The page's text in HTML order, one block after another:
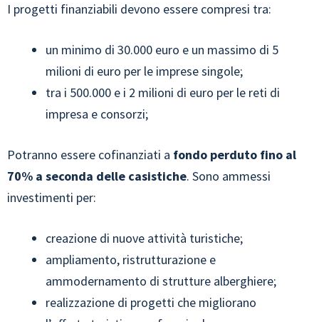
I progetti finanziabili devono essere compresi tra:
un minimo di 30.000 euro e un massimo di 5
milioni di euro per le imprese singole;
tra i 500.000 e i 2 milioni di euro per le reti di
impresa e consorzi;
Potranno essere cofinanziati a fondo perduto fino al
70% a seconda delle casistiche. Sono ammessi
investimenti per:
creazione di nuove attività turistiche;
ampliamento, ristrutturazione e
ammodernamento di strutture alberghiere;
realizzazione di progetti che migliorano